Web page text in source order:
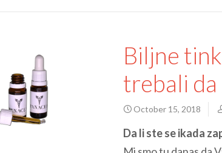
Biljne
trebali da
October 15, 2018
Da li ste se ikada